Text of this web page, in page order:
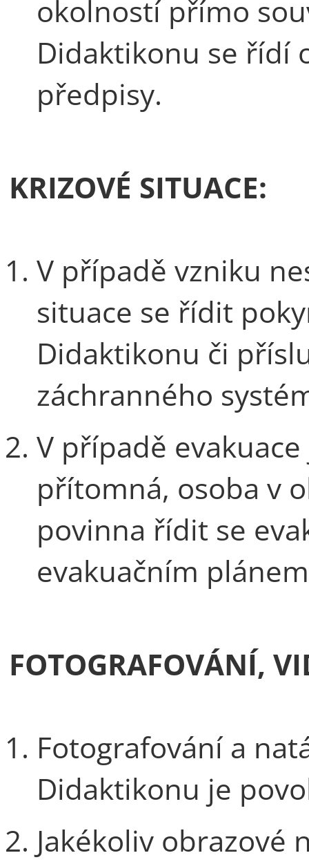
okolností přímo
Didaktikonu se řídí
předpisy.
KRIZOVÉ SITUACE:
V případě vzniku
situace se řídit
Didaktikonu či
záchranného
V případě
přítomná, osoba v
povinna řídit se
evakuačním
FOTOGRAFOVÁNÍ,
Fotografování a
Didaktikonu je
Jakékoliv obrazové